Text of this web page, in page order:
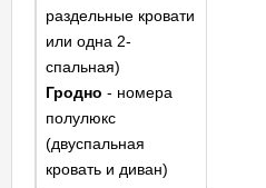
раздельные кровати
или одна 2-
спальная)
Гродно - номера
полулюкс
(двуспальная
кровать и диван)